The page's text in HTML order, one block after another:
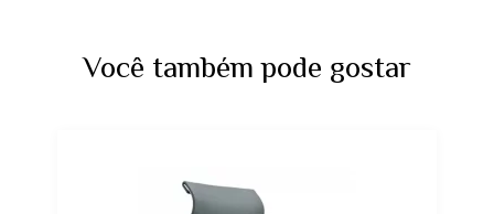
Você também pode gostar